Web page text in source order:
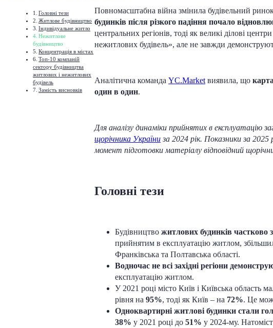
Головні тези
Житлове будівництво
Індивідуальне житло
Нежитлове
будівництво
Концентрація в містах
Топ-10 компаній
сектору будівництва
житлових і нежитлових
будівель
Замість висновків
Повномасштабна війна змінила будівельний
будинків після різкого падіння почало
центральних регіонів, тоді як великі ділові
нежитлових будівель», але не завжди
Аналітична команда YC.Market виявила, що
один в один.
Для аналізу динаміки прийнятих в експлуатацію
щорічника України за 2024 рік. Показники за 2025
момент підготовки матеріалу відповідний
Головні тези
Будівництво житлових будинків частково
прийнятим в експлуатацію житлом,
Франківська та Полтавська області.
Водночас не всі західні регіони
експлуатацію житлом.
У 2021 році місто Київ і Київська область
рівня на 95%, тоді як Київ – на 72%. Це
Одноквартирні житлові будинки стали
38% у 2021 році до 51% у 2024-му.